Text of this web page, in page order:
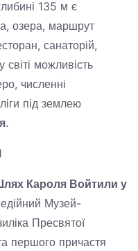
135 м є
озера, маршрут
санаторій,
можливість
численні
під землею
.
Кароля Войтили у
Музей-
Пресвятої
першого причастя